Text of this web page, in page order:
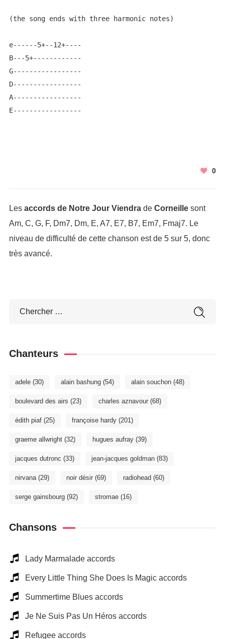
(the song ends with three harmonic notes)
e------5+--12+----
B---5+------------
G-----------------
D-----------------
A-----------------
E-----------------
0
Les accords de Notre Jour Viendrade Corneillesont
Am, C, G, F, Dm7, Dm, E, A7, E7, B7, Em7, Fmaj7. Le
niveau de difficulté de cette chanson est de 5 sur 5, donc
très avancé.
Chanteurs
adele(30) alain bashung(54) alain souchon(48)
boulevard des airs (23) charles aznavour(68)
édith piaf(25) françoise hardy(201)
graeme allwright(32) hugues aufray(39)
jacques dutronc (33) jean-jacques goldman(83)
nirvana(29) noir désir(69) radiohead (60)
serge gainsbourg(92) stromae(16)
Chansons
Lady Marmalade accords
Every Little Thing She Does Is Magic accords
Summertime Blues accords
Je Ne Suis Pas Un Héros accords
Refugee accords